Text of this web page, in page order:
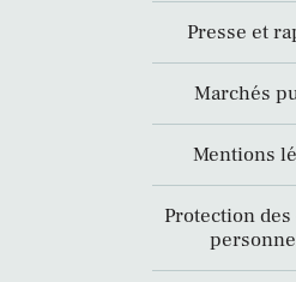
Presse et
Marchés
Mentions
Protection